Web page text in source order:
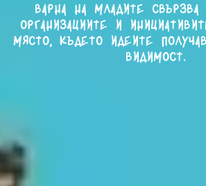
Варна на младите
организациите и
място, където идеите
видимост.